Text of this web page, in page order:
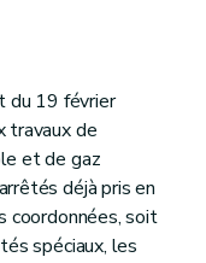
du 19 février
travaux de
et de gaz
déjà pris en
coordonnées, soit
spéciaux, les